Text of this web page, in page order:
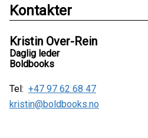
Kontakter
Kristin Over-Rein
Daglig leder
Boldbooks
Tel: +47 97 62 68 47
kristin@boldbooks.no